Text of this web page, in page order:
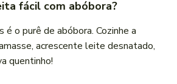
fácil com abóbora?
é o purê de abóbora. Cozinhe a
acrescente leite desnatado,
quentinho!